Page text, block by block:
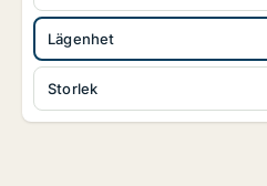
Lägenhet
Storlek